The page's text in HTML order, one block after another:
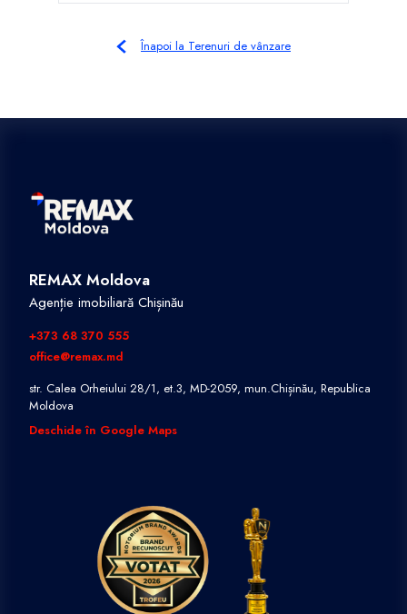
Înapoi la Terenuri de vânzare
REMAX Moldova
Agenție imobiliară Chișinău
+373 68 370 555
office@remax.md
str. Calea Orheiului 28/1, et.3, MD-2059, mun.Chișinău, Republica
Moldova
Deschide în Google Maps